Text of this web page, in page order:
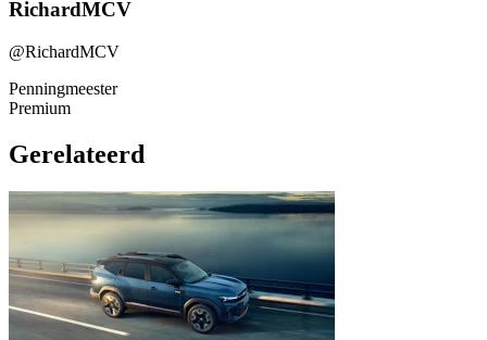
RichardMCV
@RichardMCV
Penningmeester
Premium
Gerelateerd